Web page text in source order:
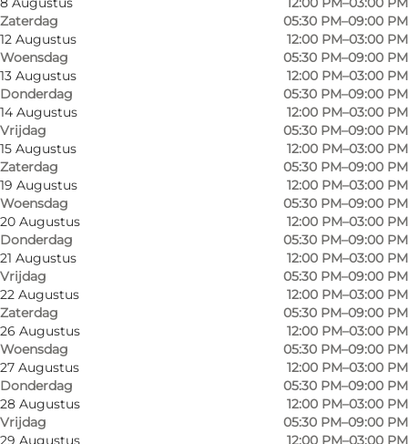
Zaterdag
05:30 PM–09:00 PM
12 Augustus
Woensdag
12:00 PM–03:00 PM
05:30 PM–09:00 PM
13 Augustus
Donderdag
12:00 PM–03:00 PM
05:30 PM–09:00 PM
14 Augustus
Vrijdag
12:00 PM–03:00 PM
05:30 PM–09:00 PM
15 Augustus
Zaterdag
12:00 PM–03:00 PM
05:30 PM–09:00 PM
19 Augustus
Woensdag
12:00 PM–03:00 PM
05:30 PM–09:00 PM
20 Augustus
Donderdag
12:00 PM–03:00 PM
05:30 PM–09:00 PM
21 Augustus
Vrijdag
12:00 PM–03:00 PM
05:30 PM–09:00 PM
22 Augustus
Zaterdag
12:00 PM–03:00 PM
05:30 PM–09:00 PM
26 Augustus
Woensdag
12:00 PM–03:00 PM
05:30 PM–09:00 PM
27 Augustus
Donderdag
12:00 PM–03:00 PM
05:30 PM–09:00 PM
28 Augustus
Vrijdag
12:00 PM–03:00 PM
05:30 PM–09:00 PM
29 Augustus
12:00 PM–03:00 PM
Faergegaarden Foto: